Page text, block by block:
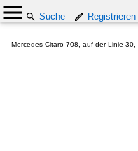
Suche
Registrieren
Mercedes Citaro 708, auf der Linie